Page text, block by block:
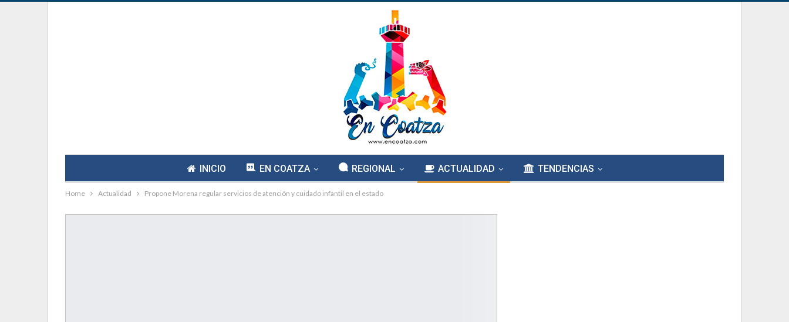
INICIO EN COATZA REGIONAL ACTUALIDAD TENDENCIAS
Home Actualidad Propone Morena regular servicios de atención y cuidado infantil en el estado